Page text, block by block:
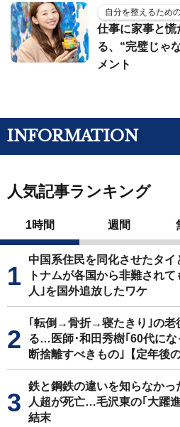
自分を整えるため
仕事に家事と慌
る、“完璧じゃ
メント
INFORMATION
人気記事ランキング
1時間 週間
中国系住民を同化させたタ
トナムが各国から非難され
人｣を国外追放したワケ
｢転倒→骨折→寝たきり｣の老
る…医師･和田秀樹｢60代にな
断捨離すべきもの｣【定年後
鉄と鋼鉄の違いを知らなかっ
人超が死亡…毛沢東の｢大躍
結末